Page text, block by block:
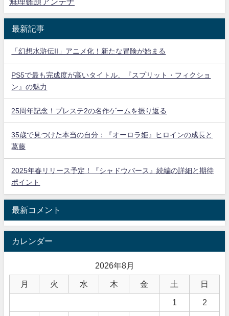
最新記事
「幻想水滸伝II」アニメ化！新たな冒険が始まる
PS5で最も完成度が高いタイトル、『スプリット・フィクショ
ン』の魅力
25周年記念！プレステ2の名作ゲームを振り返る
35歳で見つけた本当の自分：『オーロラ姫』ヒロインの成長と
葛藤
2025年春リリース予定！『シャドウバース』続編の詳細と期待
ポイント
最新コメント
カレンダー
2026年8月
月 火 水 木 金 土 日
1 2